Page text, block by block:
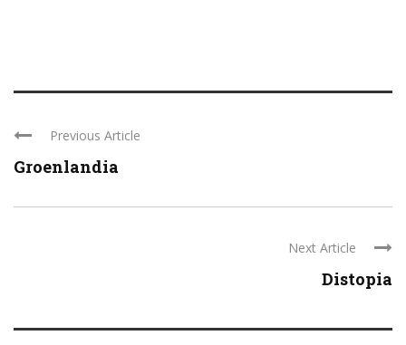
Previous Article
Groenlandia
Next Article
Distopia